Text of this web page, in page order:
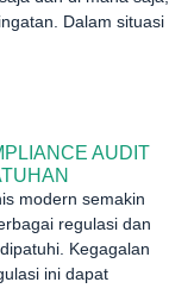
Dalam situasi
AUDIT
modern semakin
regulasi dan
Kegagalan
ini dapat